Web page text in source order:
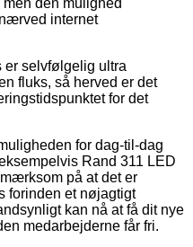
internet
er selvfølgelig ultra
fluks, så herved er det
for det
for dag-til-dag
Rand 311 LED
på at det er
forinden et nøjagtigt
kan nå at få dit nye
medarbejderne får fri.